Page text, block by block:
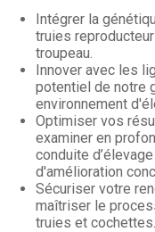
Intégrer la
truies
troupeau.
Innover avec les
potentiel de notre
environnement
Optimiser vos
examiner en
conduite
d'amélioration
Sécuriser votre
maîtriser le
truies et cochettes.